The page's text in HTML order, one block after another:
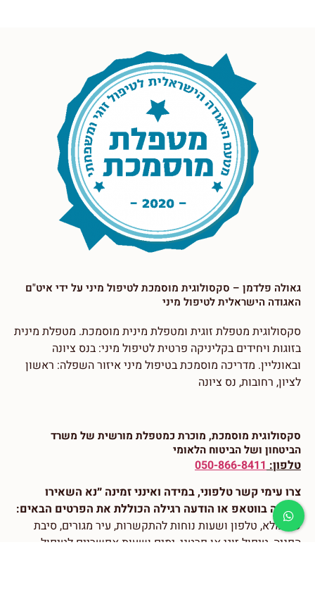
גאולה פלדמן – סקסולוגית מוסמכת לטיפול מיני על ידי איט"ם
האגודה הישראלית לטיפול מיני
סקסולוגית מטפלת זוגית ומטפלת מינית מוסמכת. מטפלת מינית
בזוגות ויחידים בקליניקה פרטית לטיפול מיני: בנס ציונה
ובאונליין. מדריכה מוסמכת בטיפול מיני איזור השפלה: ראשון
לציון, רחובות, נס ציונה
סקסולוגית מוסמכת, מוכרת כמטפלת מורשית של משרד
הביטחון ⁠ושל הביטוח הלאומי
טלפון:050-866-8411
צרו עימי קשר טלפוני, במידה ואינני זמינה ״נא השאירו
הודעה בווטאפ או הודעה רגילה הכוללת את הפרטים הבאים:
שם מלא, טלפון ושעות נוחות להתקשרות, עיר מגורים, סיבת
הפניה, טיפול זוגי או פרטני, ימים ושעות אפשריים לטיפול.